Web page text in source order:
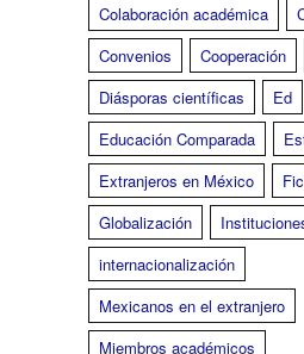
Colaboración académica
Convenios
Cooperación
Diásporas científicas
Ed
Educación Comparada
Extranjeros en México
Globalización
internacionalización
Mexicanos en el extranjero
Miembros académicos